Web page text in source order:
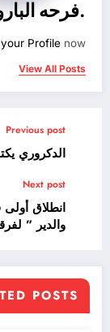
.فرحه
your Profile now.
View All Posts
Previous post
الدكروري
Next post
انطلاق
والدير ”
POSTS